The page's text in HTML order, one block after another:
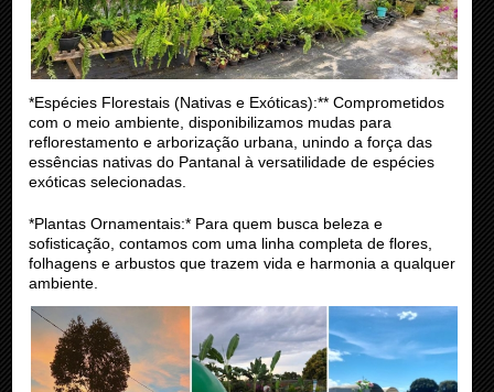
*Espécies Florestais (Nativas e Exóticas):** Comprometidos
com o meio ambiente, disponibilizamos mudas para
reflorestamento e arborização urbana, unindo a força das
essências nativas do Pantanal à versatilidade de espécies
exóticas selecionadas.
*Plantas Ornamentais:* Para quem busca beleza e
sofisticação, contamos com uma linha completa de flores,
folhagens e arbustos que trazem vida e harmonia a qualquer
ambiente.